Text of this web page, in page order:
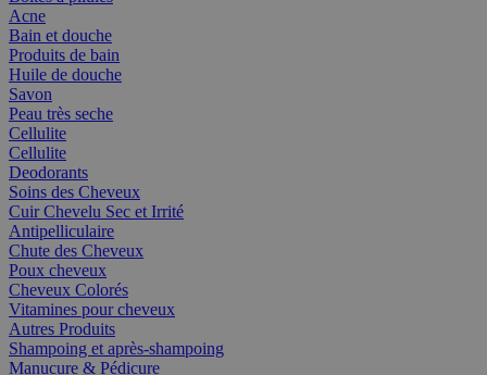
Acne
Bain et douche
Produits de bain
Huile de douche
Savon
Peau très seche
Cellulite
Cellulite
Deodorants
Soins des Cheveux
Cuir Chevelu Sec et Irrité
Antipelliculaire
Chute des Cheveux
Poux cheveux
Cheveux Colorés
Vitamines pour cheveux
Autres Produits
Shampoing et après-shampoing
Manucure & Pédicure